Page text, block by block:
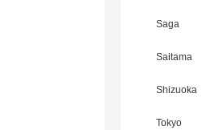
Saga
Saitama
Shizuoka
Tokyo